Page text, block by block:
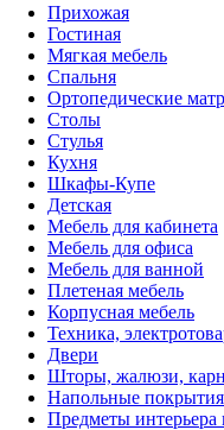
Прихожая
Гостиная
Мягкая мебель
Спальня
Ортопедические
Столы
Стулья
Кухня
Шкафы-Купе
Детская
Мебель для кабинета
Мебель для офиса
Мебель для ванной
Плетеная мебель
Корпусная мебель
Техника,
Двери
Шторы, жалюзи,
Напольные
Предметы интерьера